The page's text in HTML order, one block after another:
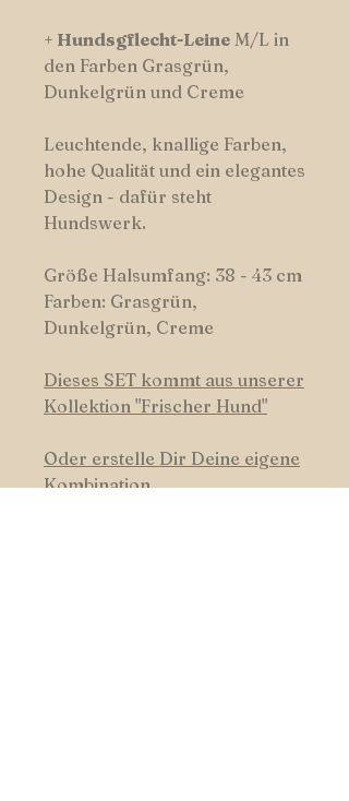
+ Hundsgflecht-Leine M/L in
den Farben Grasgrün,
Dunkelgrün und Creme
Leuchtende, knallige Farben,
hohe Qualität und ein elegantes
Design - dafür steht
Hundswerk.
Größe Halsumfang: 38 - 43 cm
Farben: Grasgrün,
Dunkelgrün, Creme
Dieses SET kommt aus unserer
Kollektion "Frischer Hund"
Oder erstelle Dir Deine eigene
Kombination.